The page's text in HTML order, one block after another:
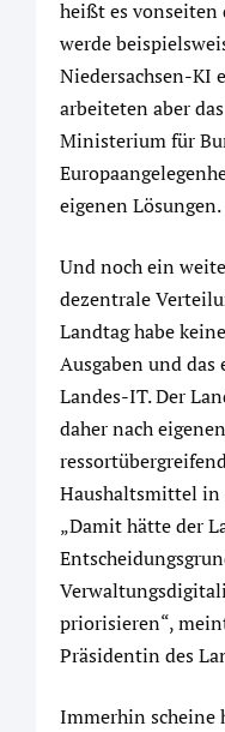
heißt es vonseiten
werde
Niedersachsen-KI
arbeiteten aber
Ministerium für
eigenen Lösungen.
Und noch ein
dezentrale
Landtag habe
Ausgaben und
Landes-IT. Der
daher nach
Haushaltsmittel in
„Damit hätte der
priorisieren“,
Präsidentin des
Immerhin scheine